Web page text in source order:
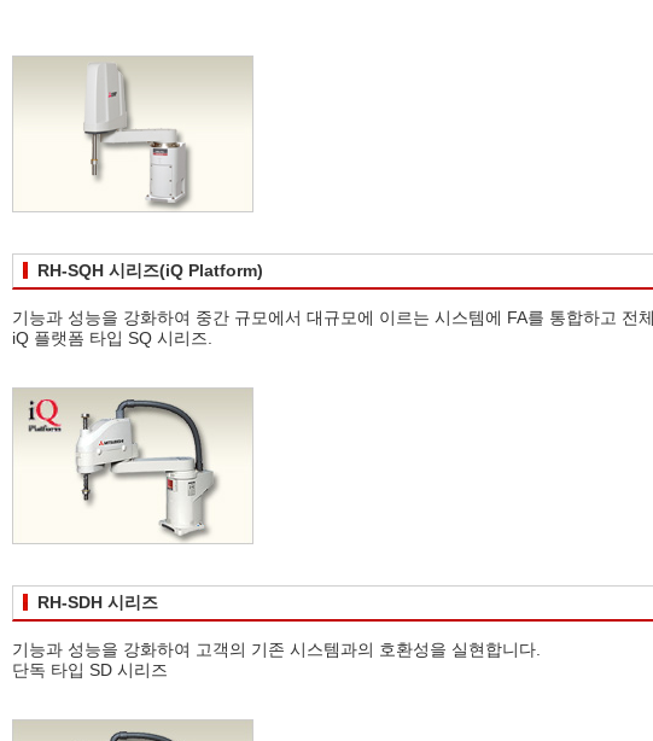
RH-SQH 시리즈(iQ Platform)
기능과 성능을 강화하여 중간 규모에서 대규모에 이르는 시스템에 FA를 통합하고 전
iQ 플랫폼 타입 SQ 시리즈.
RH-SDH 시리즈
기능과 성능을 강화하여 고객의 기존 시스템과의 호환성을 실현합니다.
단독 타입 SD 시리즈